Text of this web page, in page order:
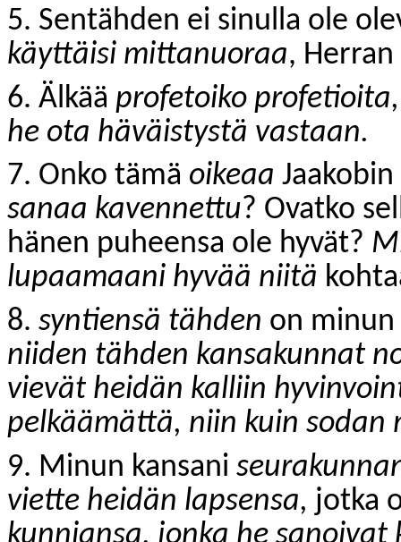
5. Sentähden ei sinulla ole
käyttäisi mittanuoraa, Herran
6. Älkää profetoiko
he ota häväistystä vastaan.
7. Onko tämä oikeaa
sanaa kavennettu? Ovatko
hänen puheensa ole hyvät?
lupaamaani hyvää niitä
8. syntiensä tähden on
niiden tähden kansakunnat
vievät heidän kalliin
pelkäämättä, niin kuin
9. Minun kansani
viette heidän lapsensa, jotka
kunniansa, jonka he